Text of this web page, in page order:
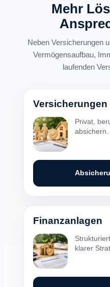
Mehr
Neben Versicherungen
Vermögensaufbau,
laufenden
Versicherungen
Privat,
absichern.
Finanzanlagen
klarer